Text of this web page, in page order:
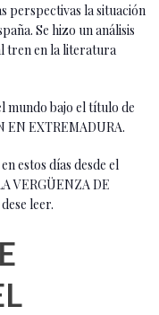
perspectivas la situación
Se hizo un análisis
tren en la literatura
mundo bajo el título de
EN EXTREMADURA.
estos días desde el
VERGÜENZA DE
leer.